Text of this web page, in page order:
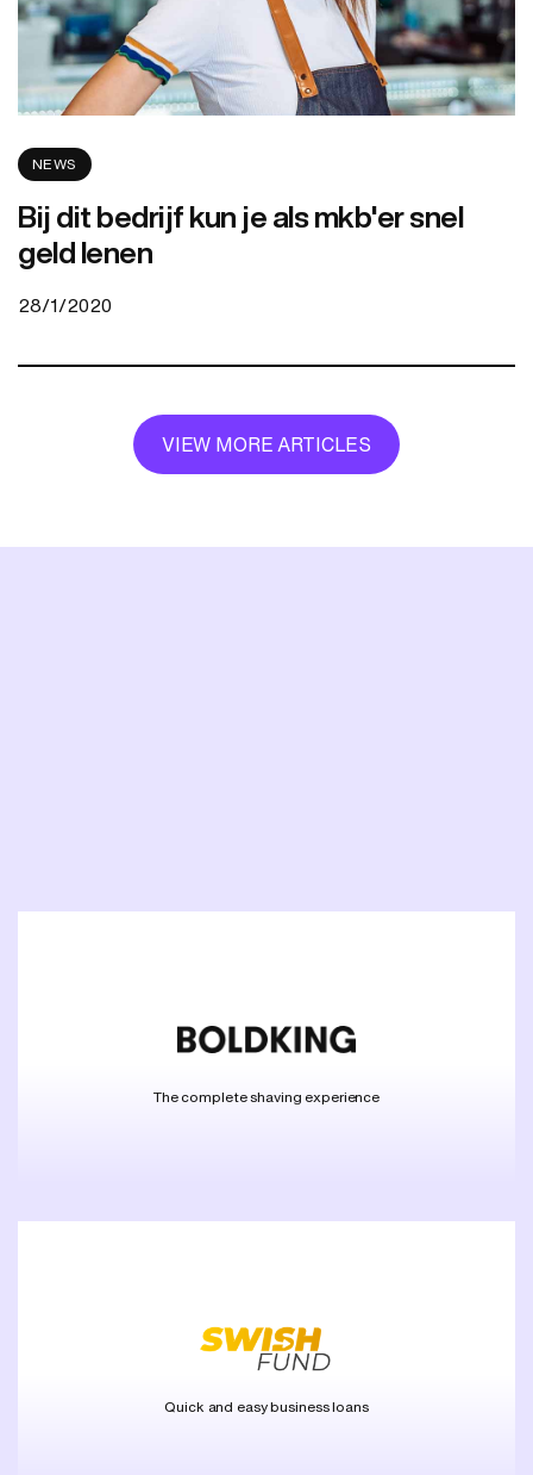
NEWS
Bij dit bedrijf kun je als mkb'er snel
geld lenen
28/1/2020
VIEW MORE ARTICLES
The complete shaving experience
Quick and easy business loans